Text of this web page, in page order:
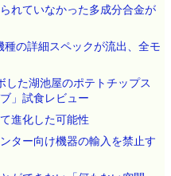
れていなかった多成分合金が
の詳細スペックが流出、全モ
した湖池屋のポテトチップス
」試食レビュー
進化した可能性
ター向け機器の輸入を禁止す